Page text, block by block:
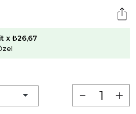
x ₺26,67